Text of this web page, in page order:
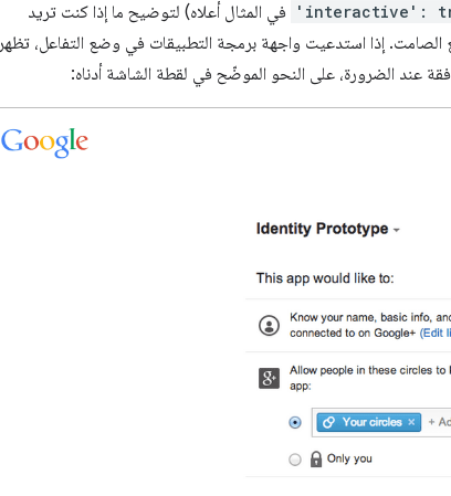
'interactive':
في المثال أعلاه) لتوضيح ما إذا كنت تريد
الصامت. إذا استدعيت واجهة برمجة التطبيقات في وضع التفاعل، تظهر
الضرورة، على النحو الموضّح في لقطة الشاشة أدناه: